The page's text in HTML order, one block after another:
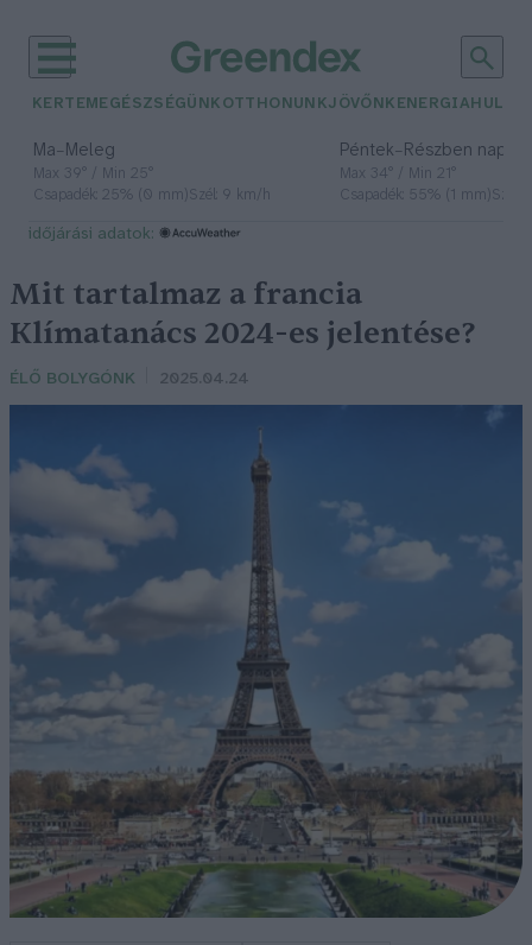
KERTEM EGÉSZSÉGÜNK OTTHONUNKJÖVŐNK ENERGIA
Ma– Meleg
Max 39° / Min 25°
Csapadék: 25% (0 mm)Szél: 9 km/h
Péntek– Részben
Max 34° / Min 21°
Csapadék: 55% (1 mm)Szél:
időjárási adatok:
Mit tartalmaz a francia
Klímatanács 2024-es jelentése?
ÉLŐ BOLYGÓNK 2025.04.24